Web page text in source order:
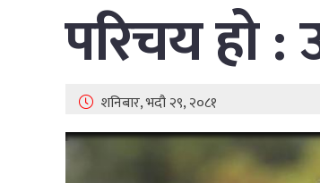
परिचय हो :
शनिबार, भदौ २९, २०८१